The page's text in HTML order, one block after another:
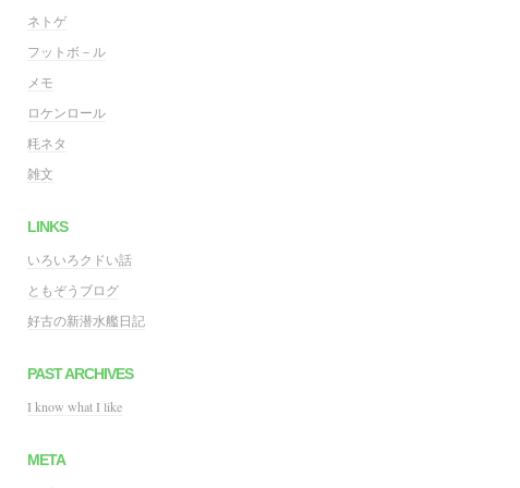
ネトゲ
フットボ－ル
メモ
ロケンロール
粍ネタ
雑文
LINKS
いろいろクドい話
ともぞうブログ
好古の新潜水艦日記
PAST ARCHIVES
I know what I like
META